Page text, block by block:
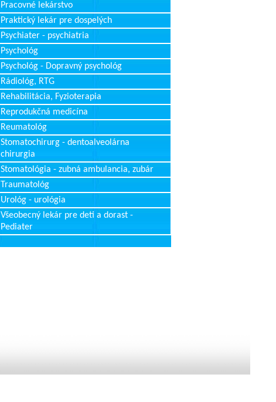
Pracovné lekárstvo
Praktický lekár pre dospelých
Psychiater - psychiatria
Psychológ
Psychológ - Dopravný psychológ
Rádiológ, RTG
Rehabilitácia, Fyzioterapia
Reprodukčná medicína
Reumatológ
Stomatochirurg - dentoalveolárna
chirurgia
Stomatológia - zubná ambulancia, zubár
Traumatológ
Urológ - urológia
Všeobecný lekár pre deti a dorast -
Pediater